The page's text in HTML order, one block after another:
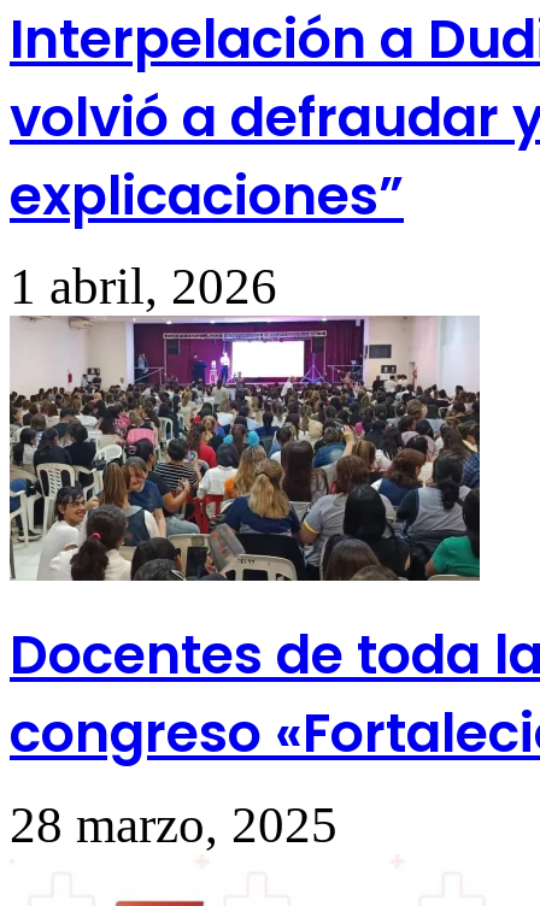
Interpelación a
volvió a defraudar
explicaciones”
1 abril, 2026
Docentes de toda
congreso
28 marzo, 2025